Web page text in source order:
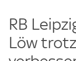
RB
Löw